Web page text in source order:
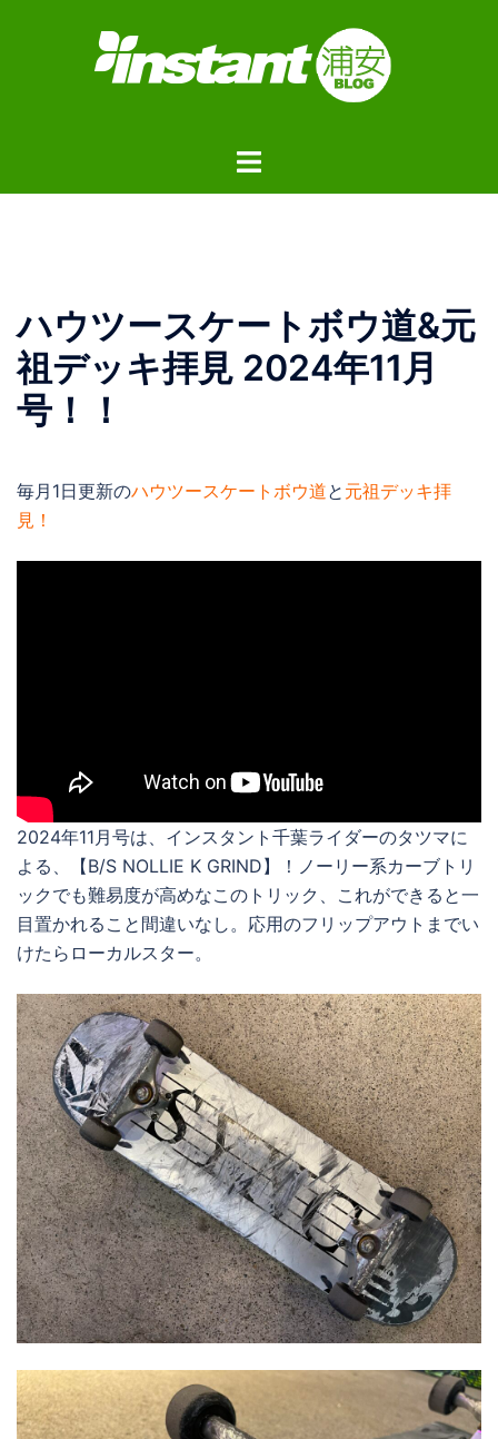
ト
ー
ハウツースケートボウ道&元
祖デッキ拝見 2024年11月
号！！
毎月1日更新のハウツースケートボウ道と 元祖デッキ拝
見！
2024年11月号は、インスタント千葉ライダーのタツマに
よる、【B/S NOLLIE K GRIND】！ノーリー系カーブトリ
ックでも難易度が高めなこのトリック、これができると一
目置かれること間違いなし。応用のフリップアウトまでい
けたらローカルスター。